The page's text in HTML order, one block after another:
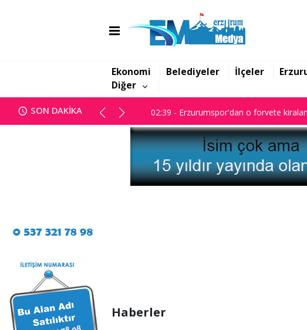
Ekonomi Belediyeler İlçeler
Diğer
SON DAKİKA
01:47 - Erzurum BB Meclisi kararları ile
02:39 - Erzurumspor'dan o forvete
02:39 - Erzurumspor'dan o forvete
Haberler